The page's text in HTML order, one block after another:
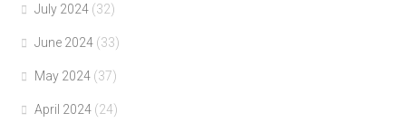
July 2024 (32)
June 2024 (33)
May 2024 (37)
April 2024 (24)